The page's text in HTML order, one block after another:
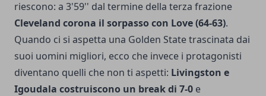
riescono: a 3'59'' dal termine della terza frazione
Cleveland corona il sorpasso con Love (64-63).
Quando ci si aspetta una Golden State trascinata dai
suoi uomini migliori, ecco che invece i protagonisti
diventano quelli che non ti aspetti: Livingston e
Igoudala costruiscono un break di 7-0 e